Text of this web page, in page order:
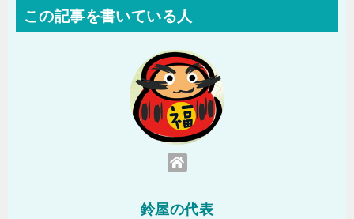
この記事を書いている人
鈴屋の代表